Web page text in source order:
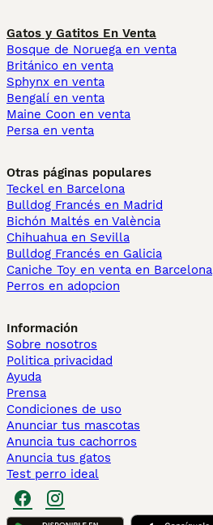
Gatos y Gatitos En Venta
Bosque de Noruega en venta
Británico en venta
Sphynx en venta
Bengalí en venta
Maine Coon en venta
Persa en venta
Otras páginas populares
Teckel en Barcelona
Bulldog Francés en Madrid
Bichón Maltés en València
Chihuahua en Sevilla
Bulldog Francés en Galicia
Caniche Toy en venta en Barcelona
Perros en adopcion
Información
Sobre nosotros
Politica privacidad
Ayuda
Prensa
Condiciones de uso
Anunciar tus mascotas
Anuncia tus cachorros
Anuncia tus gatos
Test perro ideal